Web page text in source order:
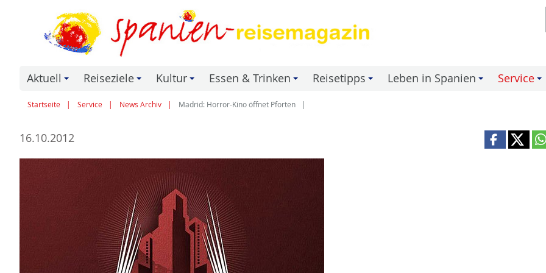
Aktuell Reiseziele Kultur Essen & Trinken Reisetipps Leben in Spanien Service
Startseite Service News Archiv Madrid: Horror-Kino öffnet Pforten
16.10.2012